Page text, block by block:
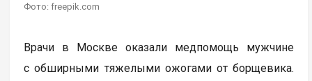
Фото: freepik.com
Врачи в Москве оказали медпомощь мужчине
с обширными тяжелыми ожогами от борщевика.